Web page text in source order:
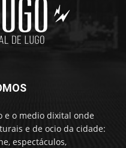
e o medio dixital onde
e de ocio da cidade:
espectáculos,